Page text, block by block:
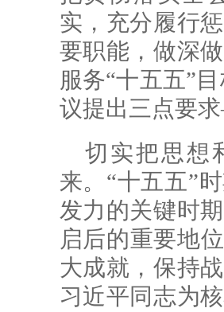
实，充分履行
要职能，做深
服务“十五五”
议提出三点要
切实把思想
来。“十五五”
发力的关键时
启后的重要地
大成就，保持
习近平同志为